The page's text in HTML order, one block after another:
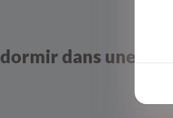
dormir dans une